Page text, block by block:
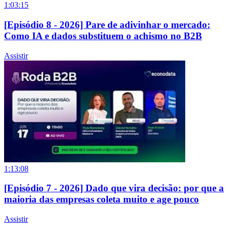
1:03:15
[Episódio 8 - 2026] Pare de adivinhar o mercado:
Como IA e dados substituem o achismo no B2B
Assistir
1:13:08
[Episódio 7 - 2026] Dado que vira decisão: por que a
maioria das empresas coleta muito e age pouco
Assistir